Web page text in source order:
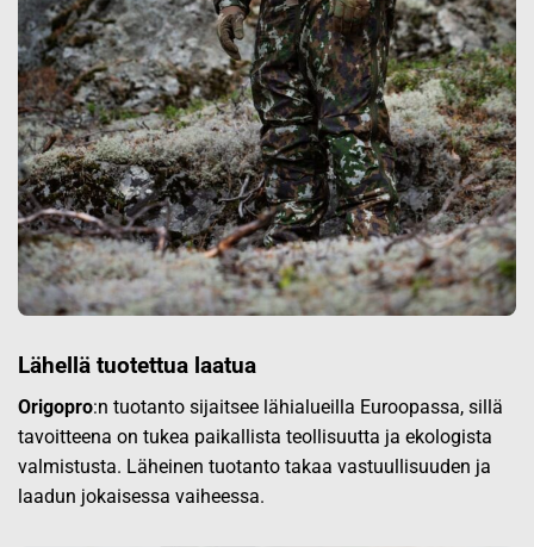
Lähellä tuotettua laatua
Origopro:n tuotanto sijaitsee lähialueilla Euroopassa, sillä
tavoitteena on tukea paikallista teollisuutta ja ekologista
valmistusta. Läheinen tuotanto takaa vastuullisuuden ja
laadun jokaisessa vaiheessa.